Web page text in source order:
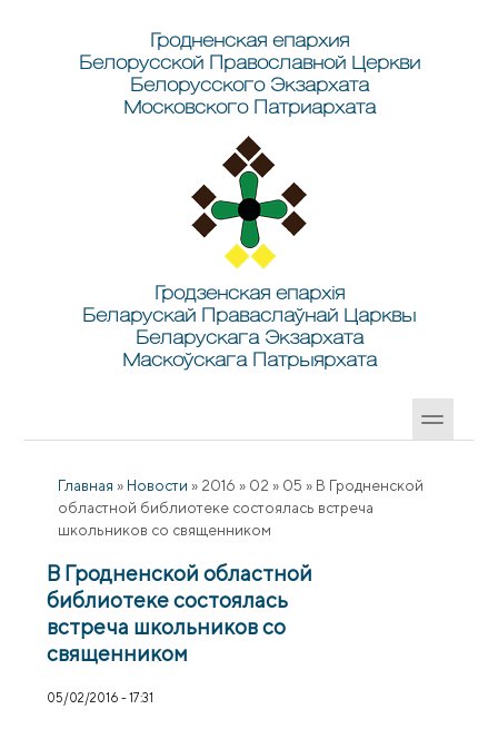
Гродненская епархия
Белорусской Православной Церкви
Белорусского Экзархата
Московского Патриархата
Гродзенская епархія
Беларускай Праваслаўнай Царквы
Беларускага Экзархата
Маскоўскага Патрыярхата
Главная » Новости » 2016 » 02 » 05 » В Гродненской
областной библиотеке состоялась встреча
школьников со священником
В Гродненской областной
библиотеке состоялась
встреча школьников со
священником
05/02/2016 - 17:31